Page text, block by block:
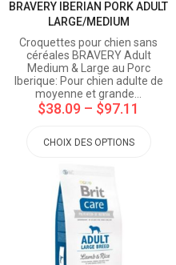
BRAVERY IBERIAN PORK ADULT
LARGE/MEDIUM
Croquettes pour chien sans
céréales BRAVERY Adult
Medium & Large au Porc
Iberique: Pour chien adulte de
moyenne et grande…
$38.09 – $97.11
CHOIX DES OPTIONS